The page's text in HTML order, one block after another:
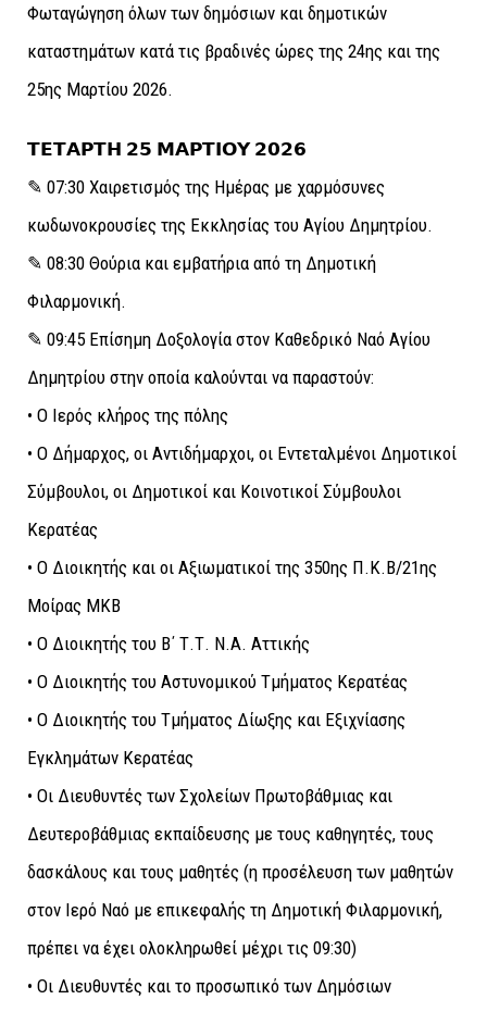
Φωταγώγηση όλων των δημόσιων και δημοτικών
καταστημάτων κατά τις βραδινές ώρες της 24ης και της
25ης Μαρτίου 2026.
𝝩𝝚𝝩𝝖𝝦𝝩𝝜 𝟮𝟱 𝝡𝝖𝝦𝝩𝝞𝝤𝝪 𝟮𝟬𝟮𝟲
✎ 07:30 Χαιρετισμός της Ημέρας με χαρμόσυνες
κωδωνοκρουσίες της Εκκλησίας του Αγίου Δημητρίου.
✎ 08:30 Θούρια και εμβατήρια από τη Δημοτική
Φιλαρμονική.
✎ 09:45 Επίσημη Δοξολογία στον Καθεδρικό Ναό Αγίου
Δημητρίου στην οποία καλούνται να παραστούν:
• Ο Ιερός κλήρος της πόλης
• Ο Δήμαρχος, οι Αντιδήμαρχοι, οι Εντεταλμένοι Δημοτικοί
Σύμβουλοι, οι Δημοτικοί και Κοινοτικοί Σύμβουλοι
Κερατέας
• Ο Διοικητής και οι Αξιωματικοί της 350ης Π.Κ.Β/21ης
Μοίρας ΜΚΒ
• Ο Διοικητής του Β΄ Τ.Τ. Ν.Α. Αττικής
• Ο Διοικητής του Αστυνομικού Τμήματος Κερατέας
• Ο Διοικητής του Τμήματος Δίωξης και Εξιχνίασης
Εγκλημάτων Κερατέας
• Οι Διευθυντές των Σχολείων Πρωτοβάθμιας και
Δευτεροβάθμιας εκπαίδευσης με τους καθηγητές, τους
δασκάλους και τους μαθητές (η προσέλευση των μαθητών
στον Ιερό Ναό με επικεφαλής τη Δημοτική Φιλαρμονική,
πρέπει να έχει ολοκληρωθεί μέχρι τις 09:30)
• Οι Διευθυντές και το προσωπικό των Δημόσιων